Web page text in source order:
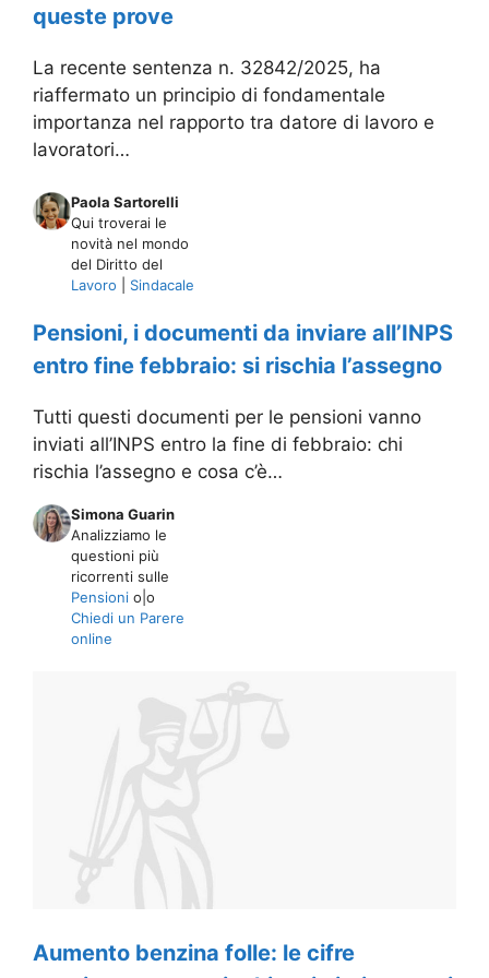
queste prove
La recente sentenza n. 32842/2025, ha
riaffermato un principio di fondamentale
importanza nel rapporto tra datore di lavoro e
lavoratori…
Paola Sartorelli
Qui troverai le
novità nel mondo
del Diritto del
Lavoro
Sindacale
Pensioni, i documenti da inviare all’INPS
entro fine febbraio: si rischia l’assegno
Tutti questi documenti per le pensioni vanno
inviati all’INPS entro la fine di febbraio: chi
rischia l’assegno e cosa c’è…
Simona Guarin
Analizziamo le
questioni più
ricorrenti sulle
Pensioni o|o
Chiedi un Parere
online
Aumento benzina folle: le cifre